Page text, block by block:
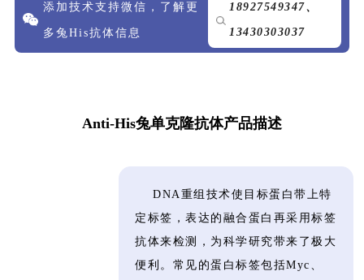
添加技术支持微信，了解更
多兔His抗体信息
18927549347、
13430303037
Anti-His兔单克隆抗体产品描述
DNA重组技术使目标蛋白带上特
定标签，表达的融合蛋白再采用标签
抗体来检测，为科学研究带来了极大
便利。常见的蛋白标签包括Myc、